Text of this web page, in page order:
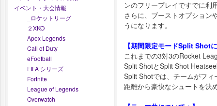
イベント・大会情報
_ロケットリーグ
２XKO
Apex Legends
Call of Duty
eFootball
FIFA シリーズ
Fortnite
League of Legends
Overwatch
ンのフリープレイですでに利
さらに、ブーストオプション
うになります。
【期間限定モードSplit Shot
これまでの3対3のRocket
Split ShotとSplit Shot
Split Shotでは、チームがフ
距離から豪快なシュートを決